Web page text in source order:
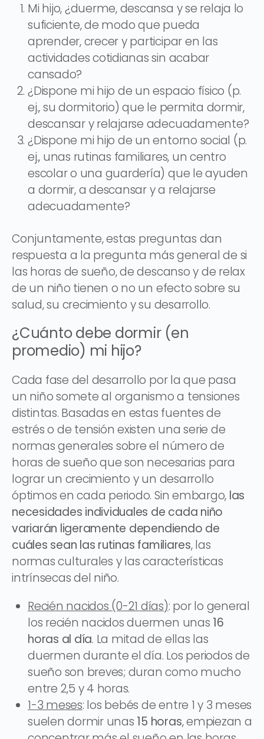
Mi hijo, ¿duerme, descansa y se relaja lo
suficiente, de modo que pueda
aprender, crecer y participar en las
actividades cotidianas sin acabar
cansado?
¿Dispone mi hijo de un espacio físico (p.
ej., su dormitorio) que le permita dormir,
descansar y relajarse adecuadamente?
¿Dispone mi hijo de un entorno social (p.
ej., unas rutinas familiares, un centro
escolar o una guardería) que le ayuden
a dormir, a descansar y a relajarse
adecuadamente?
Conjuntamente, estas preguntas dan
respuesta a la pregunta más general de si
las horas de sueño, de descanso y de relax
de un niño tienen o no un efecto sobre su
salud, su crecimiento y su desarrollo.
¿Cuánto debe dormir (en
promedio) mi hijo?
Cada fase del desarrollo por la que pasa
un niño somete al organismo a tensiones
distintas. Basadas en estas fuentes de
estrés o de tensión existen una serie de
normas generales sobre el número de
horas de sueño que son necesarias para
lograr un crecimiento y un desarrollo
óptimos en cada periodo. Sin embargo, las
necesidades individuales de cada niño
variarán ligeramente dependiendo de
cuáles sean las rutinas familiares, las
normas culturales y las características
intrínsecas del niño.
Recién nacidos (0-21 días): por lo general
los recién nacidos duermen unas 16
horas al día. La mitad de ellas las
duermen durante el día. Los periodos de
sueño son breves; duran como mucho
entre 2,5 y 4 horas.
​​1-3 meses: los bebés de entre 1 y 3 meses
suelen dormir unas 15 horas, empiezan a